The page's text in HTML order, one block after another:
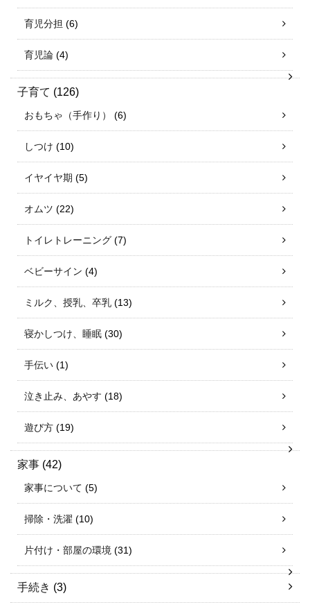
育児分担 (6)
育児論 (4)
子育て (126)
おもちゃ（手作り） (6)
しつけ (10)
イヤイヤ期 (5)
オムツ (22)
トイレトレーニング (7)
ベビーサイン (4)
ミルク、授乳、卒乳 (13)
寝かしつけ、睡眠 (30)
手伝い (1)
泣き止み、あやす (18)
遊び方 (19)
家事 (42)
家事について (5)
掃除・洗濯 (10)
片付け・部屋の環境 (31)
手続き (3)